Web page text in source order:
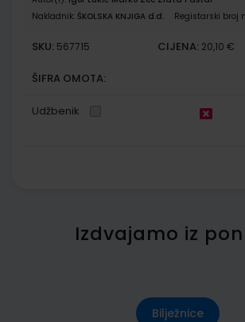
Nakladnik: ŠKOLSKA KNJIGA d.d. Registarski broj
SKU: 567715 CIJENA: 20,10 €
ŠIFRA OMOTA:
Udžbenik
Izdvajamo iz
Bilježnice